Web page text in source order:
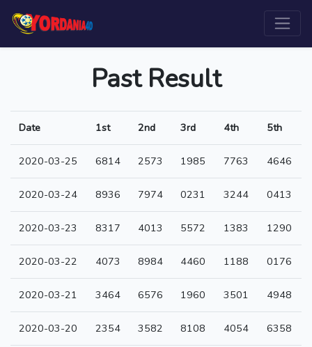
Past Result
Date 1st 2nd 3rd 4th 5th
2020-03-25 6814 2573 1985 7763 4646
2020-03-24 8936 7974 0231 3244 0413
2020-03-23 8317 4013 5572 1383 1290
2020-03-22 4073 8984 4460 1188 0176
2020-03-21 3464 6576 1960 3501 4948
2020-03-20 2354 3582 8108 4054 6358